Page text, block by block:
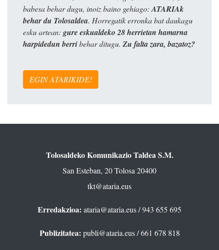
babesa behar dugu, inoiz baino gehiago:ATARIAk
behar du Tolosaldea. Horregatik erronka bat daukagu
esku artean: gure eskualdeko 28 herrietan hamarna
harpidedun berribehar ditugu. Zu falta zara, bazatoz?
EGIN ATARIKIDE!
Tolosaldeko Komunikazio Taldea S.M.
San Esteban, 20 Tolosa 20400
tkt@ataria.eus
Erredakzioa: ataria@ataria.eus/ 943 655 695
Publizitatea: publi@ataria.eus/ 661 678 818